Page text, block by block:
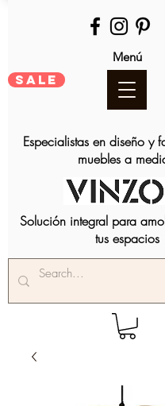
Menú
SALE
Especialistas en diseño y
muebles a
Solución integral para
tus espacios